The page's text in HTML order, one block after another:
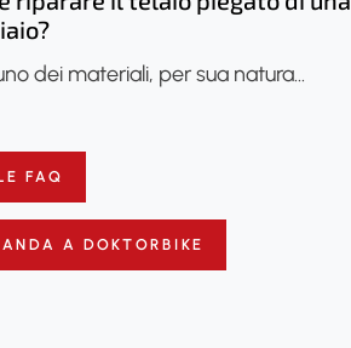
dei materiali, per sua natura…
FAQ
A DOKTORBIKE